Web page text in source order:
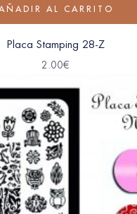
AL CARRITO
Placa Stamping 28-Z
2.00€